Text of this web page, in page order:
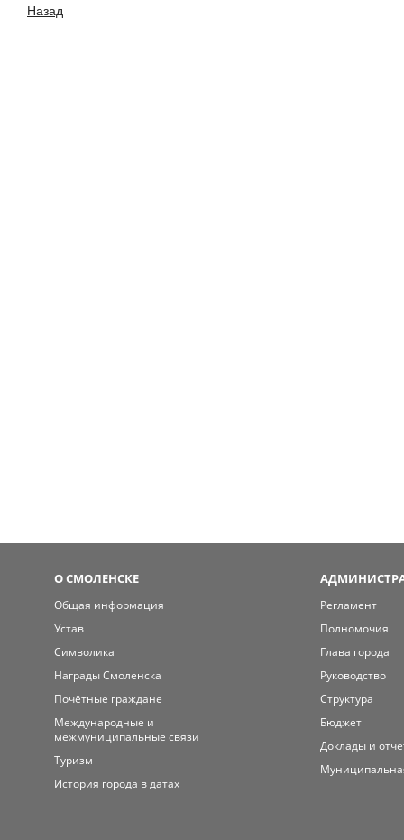
Назад
О СМОЛЕНСКЕ
Общая информация
Устав
Символика
Награды Смоленска
Почётные граждане
Международные и
межмуниципальные связи
Туризм
История города в датах
Регламент
Полномочия
Глава города
Руководство
Структура
Бюджет
Доклады и